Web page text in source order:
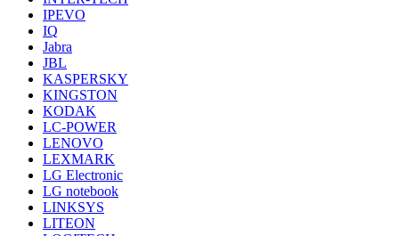
IPEVO
IQ
Jabra
JBL
KASPERSKY
KINGSTON
KODAK
LC-POWER
LENOVO
LEXMARK
LG Electronic
LG notebook
LINKSYS
LITEON